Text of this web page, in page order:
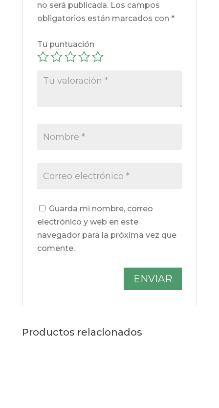
no será publicada. Los campos
obligatorios están marcados con *
Tu puntuación
Guarda mi nombre, correo
electrónico y web en este
navegador para la próxima vez que
comente.
Productos relacionados